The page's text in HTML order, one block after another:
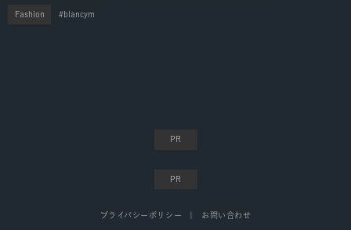
Fashion blancym
プライバシーポリシー お問い合わせ